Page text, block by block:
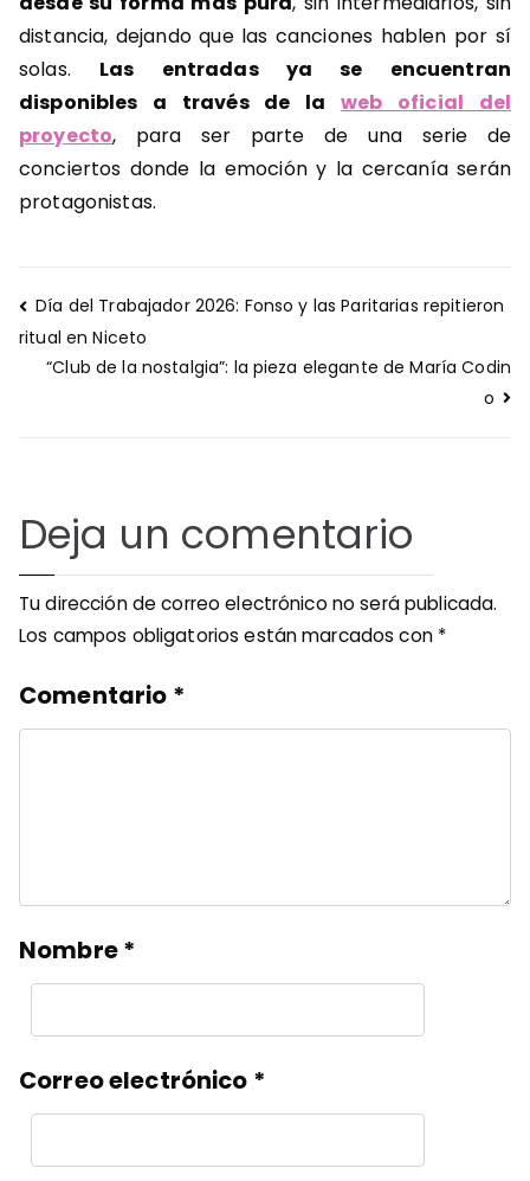
distancia, dejando que las canciones hablen por sí
solas. Las entradas ya se encuentran
disponibles a través de laweb oficial del
proyecto, para ser parte de una serie de
conciertos donde la emoción y la cercanía serán
protagonistas.
Navegación
de
entradas
Día del Trabajador 2026: Fonso y las Paritarias repitieron
ritual en Niceto
“Club de la nostalgia”: la pieza elegante de María Codin
o
Deja un comentario
Tu dirección de correo electrónico no será publicada.
Los campos obligatorios están marcados con *
Comentario *
Nombre*
Correo electrónico *